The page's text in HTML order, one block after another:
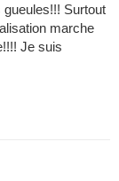
Surtout
marche
Je suis